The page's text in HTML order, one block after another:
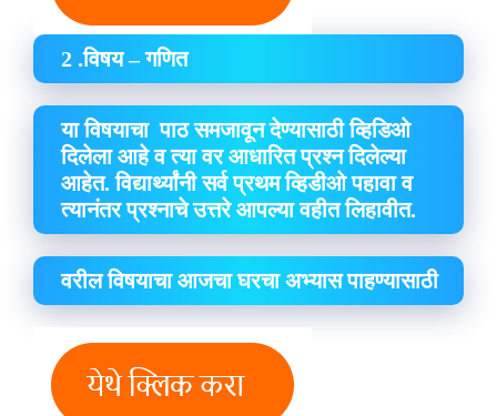
2 .विषय – गणित
या विषयाचा पाठ समजावून देण्यासाठी व्हिडिओ
दिलेला आहे व त्या वर आधारित प्रश्न दिलेल्या
आहेत. विद्यार्थ्यांनी सर्व प्रथम व्हिडीओ पहावा व
त्यानंतर प्रश्नाचे उत्तरे आपल्या वहीत लिहावीत.
वरील विषयाचा आजचा घरचा अभ्यास पाहण्यासाठी